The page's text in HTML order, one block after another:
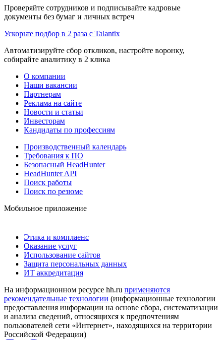
Проверяйте сотрудников и подписывайте кадровые
документы без бумаг и личных встреч
Ускорьте подбор в 2 раза с Talantix
Автоматизируйте сбор откликов, настройте воронку,
собирайте аналитику в 2 клика
О компании
Наши вакансии
Партнерам
Реклама на сайте
Новости и статьи
Инвесторам
Кандидаты по профессиям
Производственный календарь
Требования к ПО
Безопасный HeadHunter
HeadHunter API
Поиск работы
Поиск по резюме
Мобильное приложение
Этика и комплаенс
Оказание услуг
Использование сайтов
Защита персональных данных
ИТ аккредитация
На информационном ресурсе hh.ru применяются
рекомендательные технологии (информационные технологии
предоставления информации на основе сбора, систематизации
и анализа сведений, относящихся к предпочтениям
пользователей сети «Интернет», находящихся на территории
Российской Федерации)